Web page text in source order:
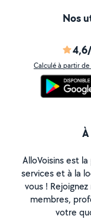
Nos
Calculé à partir de
AlloVoisins est
services et à la
vous !
membres,
votre